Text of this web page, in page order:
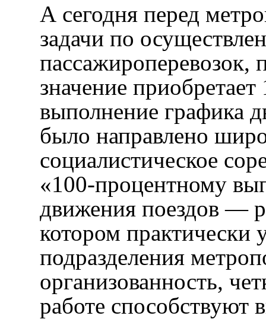
А сегодня перед
задачи по
пассажироперевозок,
значение
выполнение графика
было направлено
социалистическое
«100-процентному
движения поездов —
котором практически
подразделения
организованность,
работе способствуют